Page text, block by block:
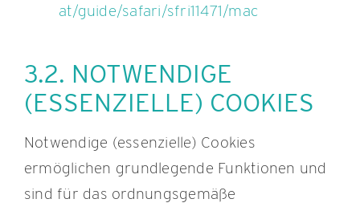
at/guide/safari/sfri11471/mac
3.2. NOTWENDIGE
(ESSENZIELLE) COOKIES
Notwendige (essenzielle) Cookies
ermöglichen grundlegende Funktionen und
sind für das ordnungsgemäße